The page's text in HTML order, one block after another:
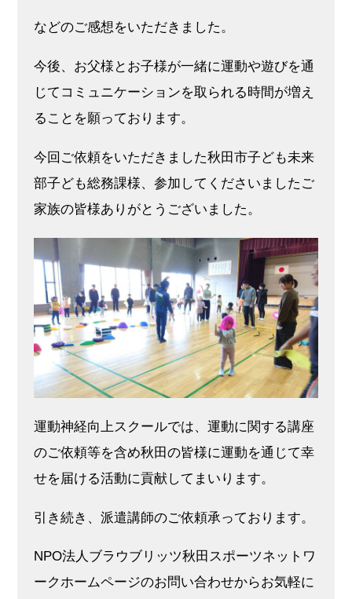
などのご感想をいただきました。
今後、お父様とお子様が一緒に運動や遊びを通
じてコミュニケーションを取られる時間が増え
ることを願っております。
今回ご依頼をいただきました秋田市子ども未来
部子ども総務課様、参加してくださいましたご
家族の皆様ありがとうございました。
運動神経向上スクールでは、運動に関する講座
のご依頼等を含め秋田の皆様に運動を通じて幸
せを届ける活動に貢献してまいります。
引き続き、派遣講師のご依頼承っております。
NPO法人ブラウブリッツ秋田スポーツネットワ
ークホームページのお問い合わせからお気軽に